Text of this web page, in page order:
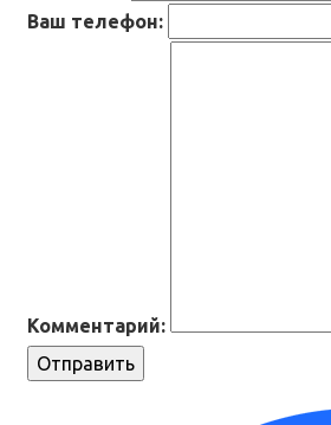
Ваш телефон:
Комментарий:
Отправить